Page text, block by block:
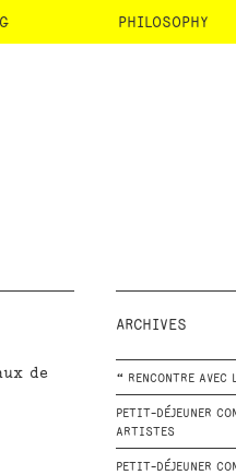
PHILOSOPHY
de
ARCHIVES
“ RENCONTRE AVEC
PETIT-DÉJEUNER
ARTISTES
PETIT-DÉJEUNER